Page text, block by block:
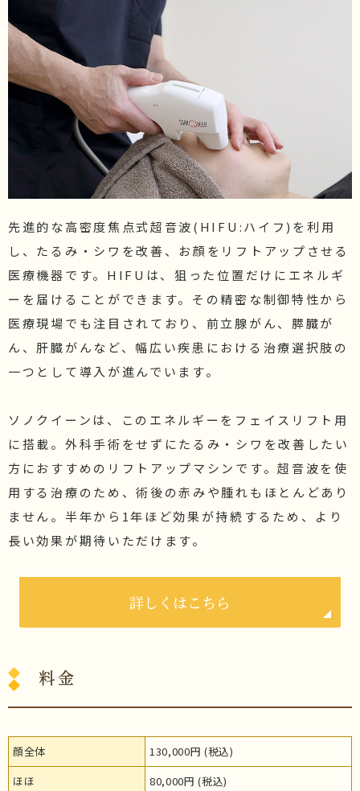
先進的な高密度焦点式超音波(HIFU:ハイフ)を利用
し、たるみ・シワを改善、お顔をリフトアップさせる
医療機器です。HIFUは、狙った位置だけにエネルギ
ーを届けることができます。その精密な制御特性から
医療現場でも注目されており、前立腺がん、膵臓が
ん、肝臓がんなど、幅広い疾患における治療選択肢の
一つとして導入が進んでいます。
ソノクイーンは、このエネルギーをフェイスリフト用
に搭載。外科手術をせずにたるみ・シワを改善したい
方におすすめのリフトアップマシンです。超音波を使
用する治療のため、術後の赤みや腫れもほとんどあり
ません。半年から1年ほど効果が持続するため、より
長い効果が期待いただけます。
詳しくはこちら
料金
顔全体
130,000円 (税込)
ほほ
80,000円 (税込)